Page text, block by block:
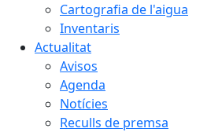
Cartografia de l'aigua
Inventaris
Actualitat
Avisos
Agenda
Notícies
Reculls de premsa